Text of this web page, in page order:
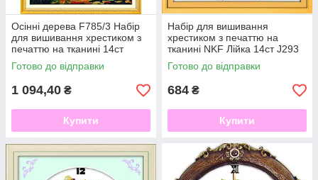
Осінні дерева F785/3 Набір
для вишивання хрестиком з
печаттю на тканині 14ст
Готово до відправки
1 094,40 ₴
Купити
Набір для вишивання
хрестиком з печаттю на
тканині NKF Лійка 14ст J293
Готово до відправки
684 ₴
Купити